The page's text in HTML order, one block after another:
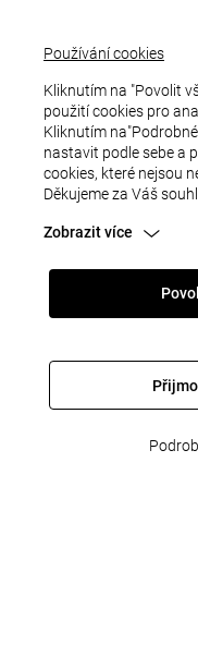
Používání cookies
Kliknutím na "Povolit
použití cookies pro
Kliknutím
nastavit podle sebe a
cookies, které nejsou
Děkujeme za Váš
Zobrazit více